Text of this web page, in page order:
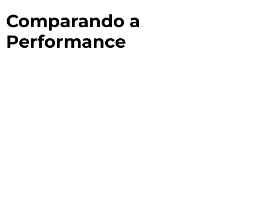
Comparando a
Performance